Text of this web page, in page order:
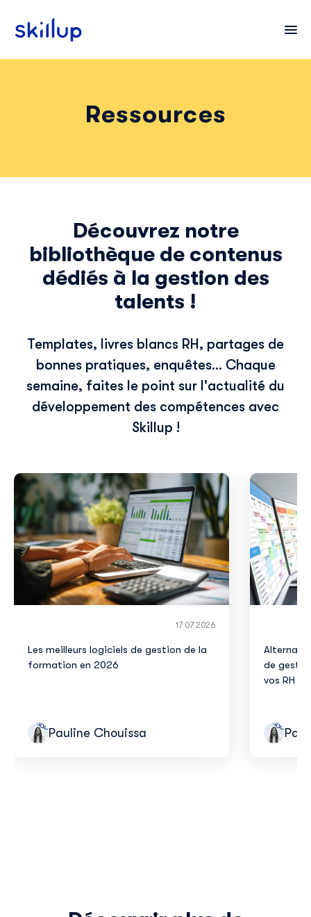
Ressources
Découvrez notre
bibliothèque de contenus
dédiés à la gestion des
talents !
Templates, livres blancs RH, partages de
bonnes pratiques, enquêtes... Chaque
semaine, faites le point sur l'actualité du
développement des compétences avec
Skillup !
17 07 2026
Les meilleurs logiciels de gestion de la
formation en 2026
Pauline Chouissa
de
vos RH